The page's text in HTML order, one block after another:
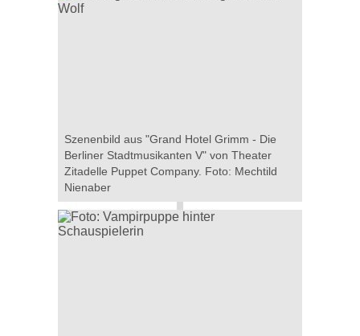
Szenenbild aus "Grand Hotel Grimm - Die
Berliner Stadtmusikanten V" von Theater
Zitadelle Puppet Company. Foto: Mechtild
Nienaber